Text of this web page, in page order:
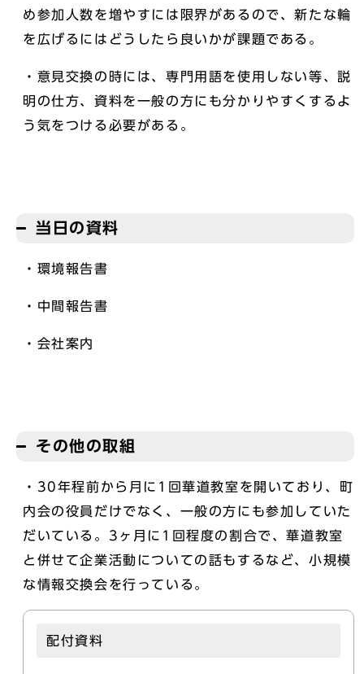
め参加人数を増やすには限界があるので、新たな輪
を広げるにはどうしたら良いかが課題である。
・意見交換の時には、専門用語を使用しない等、説
明の仕方、資料を一般の方にも分かりやすくするよ
う気をつける必要がある。
当日の資料
・環境報告書
・中間報告書
・会社案内
その他の取組
・30年程前から月に1回華道教室を開いており、町
内会の役員だけでなく、一般の方にも参加していた
だいている。3ヶ月に1回程度の割合で、華道教室
と併せて企業活動についての話もするなど、小規模
な情報交換会を行っている。
配付資料